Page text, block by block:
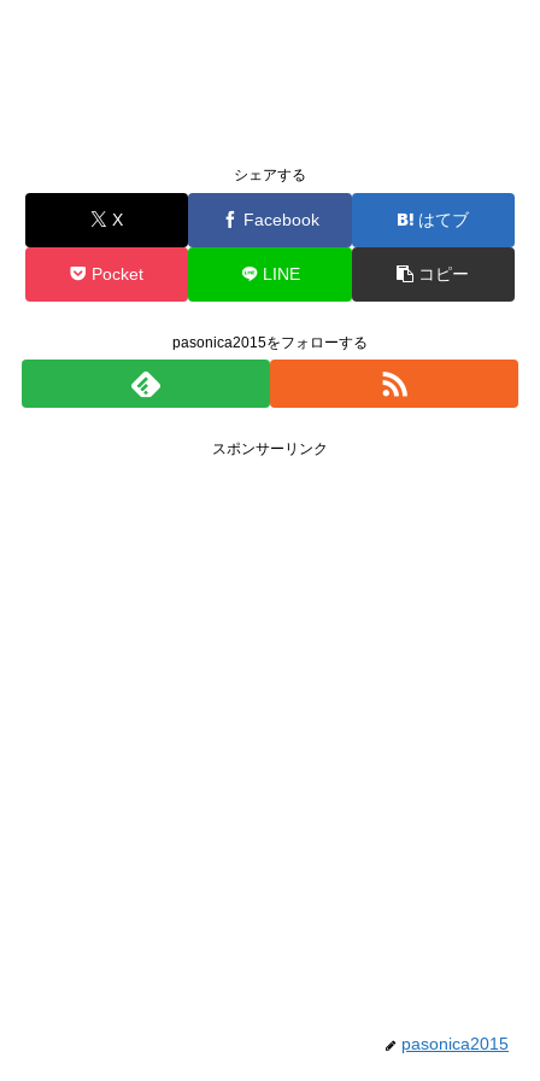
シェアする
X Facebook はてブ
Pocket LINE コピー
pasonica2015をフォローする
スポンサーリンク
pasonica2015